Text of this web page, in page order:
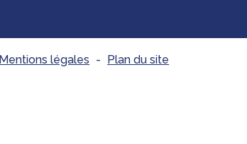
Mentions légales - Plan du site